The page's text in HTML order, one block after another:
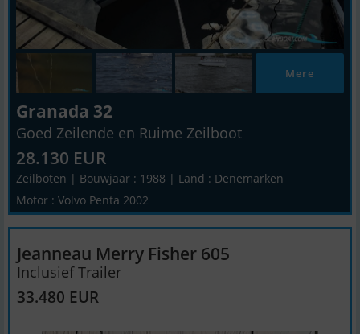
Mere
Granada 32
Goed Zeilende en Ruime Zeilboot
28.130 EUR
Zeilboten | Bouwjaar : 1988 | Land : Denemarken
Motor : Volvo Penta 2002
Jeanneau Merry Fisher 605
Inclusief Trailer
33.480 EUR